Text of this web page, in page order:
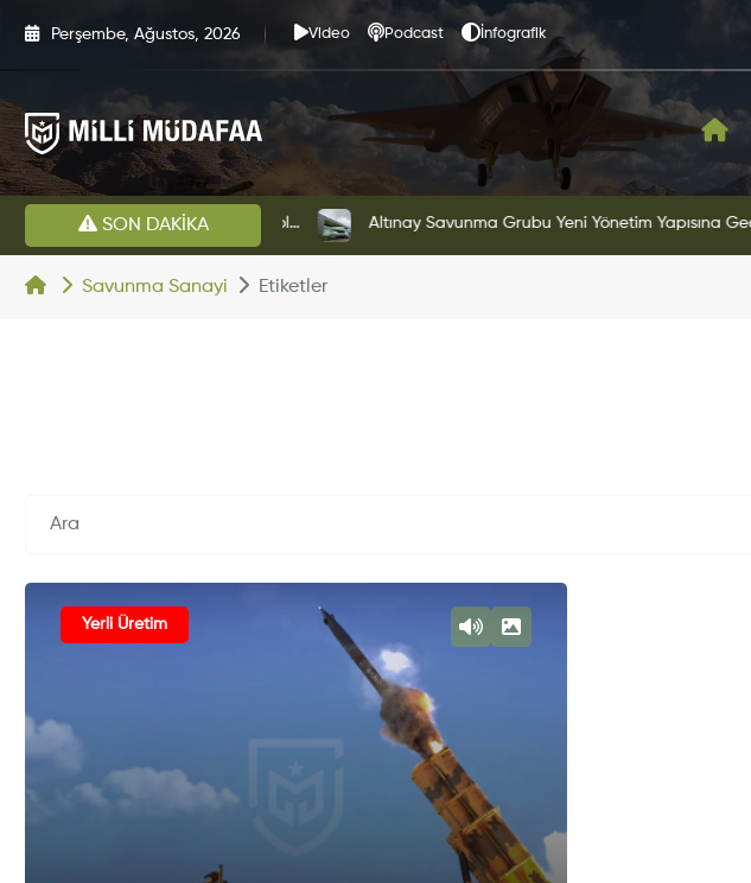
Perşembe, Ağustos, 2026 Video Podcast İnfografik
SON DAKİKA Altınay Savunma Grubu Yeni Yönetim Yapısına Geçti
Savunma Sanayi Etiketler
Yerli Üretim